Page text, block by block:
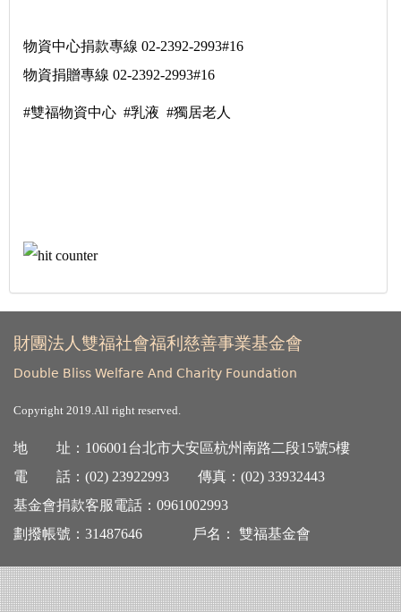
物資中心捐款專線 02-2392-2993#16
物資捐贈專線 02-2392-2993#16
#雙福物資中心 #乳液 #獨居老人
財團法人雙福社會福利慈善事業基金會
Double Bliss Welfare And Charity Foundation
Copyright 2019.All right reserved.
地 址：106001台北市大安區杭州南路二段15號5樓
電 話：(02) 23922993 傳真：(02) 33932443
基金會捐款客服電話： 0961002993
劃撥帳號：31487646 戶名： 雙福基金會